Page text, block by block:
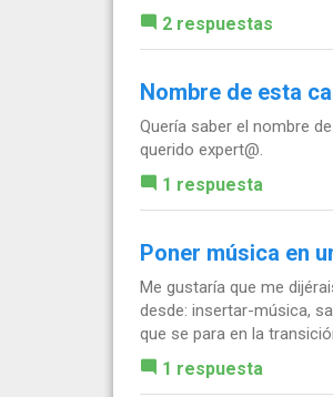
2 respuestas
Nombre de esta
Quería saber el nombre
querido expert@.
1 respuesta
Poner música en
Me gustaría que me
desde: insertar-música,
que se para en la
1 respuesta